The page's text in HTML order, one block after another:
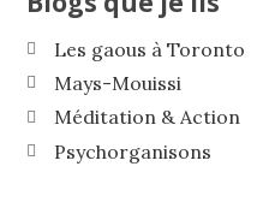
Les gaous à Toronto
Mays-Mouissi
Méditation & Action
Psychorganisons